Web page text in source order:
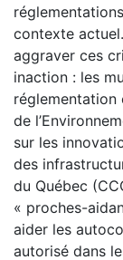
contexte
aggraver ces
inaction : les
réglementation
de
sur les
des
du Québec
« proches-
aider les
autorisé dans